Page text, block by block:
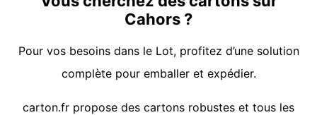
Cahors ?
Pour vos besoins dans le Lot, profitez d’une solution
complète pour emballer et expédier.
carton.fr propose des cartons robustes et tous les